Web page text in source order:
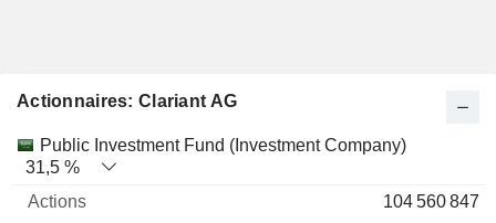
Actionnaires: Clariant AG
Nom Actions % Valorisation
Public Investment Fund (Investment Company)
31,5 %
104 560 847